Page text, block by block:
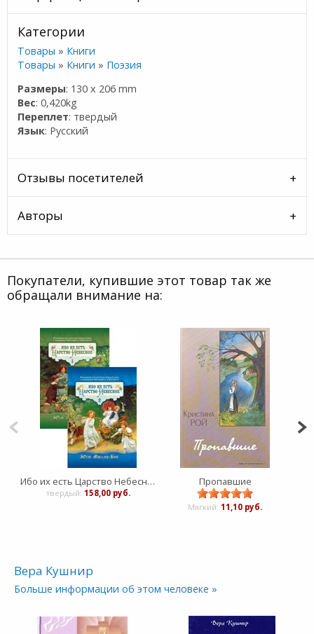
Категории
Товары » Книги
Товары » Книги » Поэзия
Размеры: 130 x 206 mm
Вес: 0,420kg
Переплет: твердый
Язык: Русский
Отзывы посетителей
Авторы
Покупатели, купившие этот товар так же
обращали внимание на:
Ибо их есть Царство Небесное - в двух томах
твердый:158,00 руб.
Пропавшие
Мягкий:11,10 руб.
Вера Кушнир
Больше информации об этом человеке »